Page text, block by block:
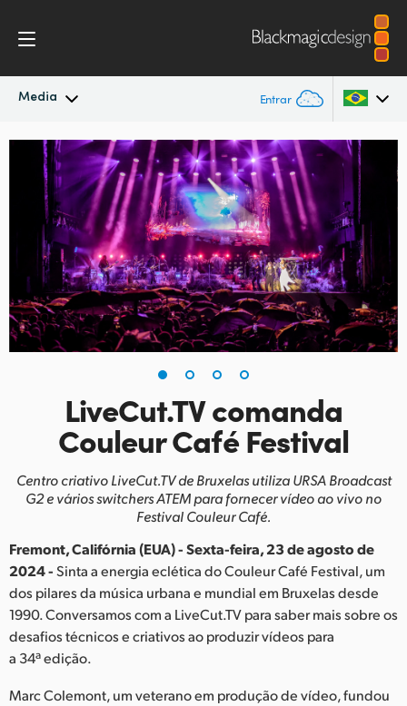
Media Entrar
Novidades
Arquivo
Imagens para Imprensa
Argentina
Australia
Austria
Brazil
Canada
China
Finland
Germany
Hong Kong SAR, China
India
Italy
Japan
Korea
LiveCut.TV comanda
Couleur Café Festival
Centro criativo LiveCut.TV de Bruxelas utiliza URSA Broadcast
G2e vários switchers ATEM para fornecer vídeo ao vivo no
Festival Couleur Café.
Fremont, Califórnia (EUA) - Sexta-feira, 23 de agosto de
2024 -Sinta a energia eclética do Couleur Café Festival, um
dos pilares da música urbana e mundial em Bruxelas desde
1990. Conversamos com a LiveCut.TV para saber mais sobre os
desafios técnicos e criativos ao produzir vídeos para
a 34ª edição.
Marc Colemont, um veterano em produção de vídeo, fundou